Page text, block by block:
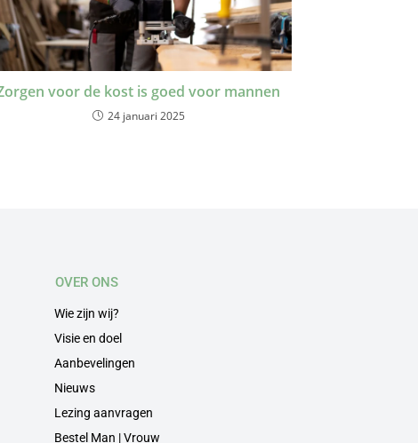
voor de kost is goed voor mannen
24 januari 2025
OVER ONS
Wie zijn wij?
Visie en doel
Aanbevelingen
Nieuws
Lezing aanvragen
Bestel Man | Vrouw